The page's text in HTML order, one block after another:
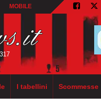
MOBILE
I tabellini Scommesse